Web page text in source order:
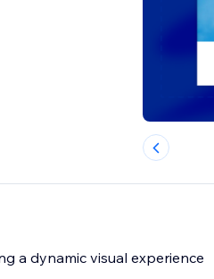
a dynamic visual experience